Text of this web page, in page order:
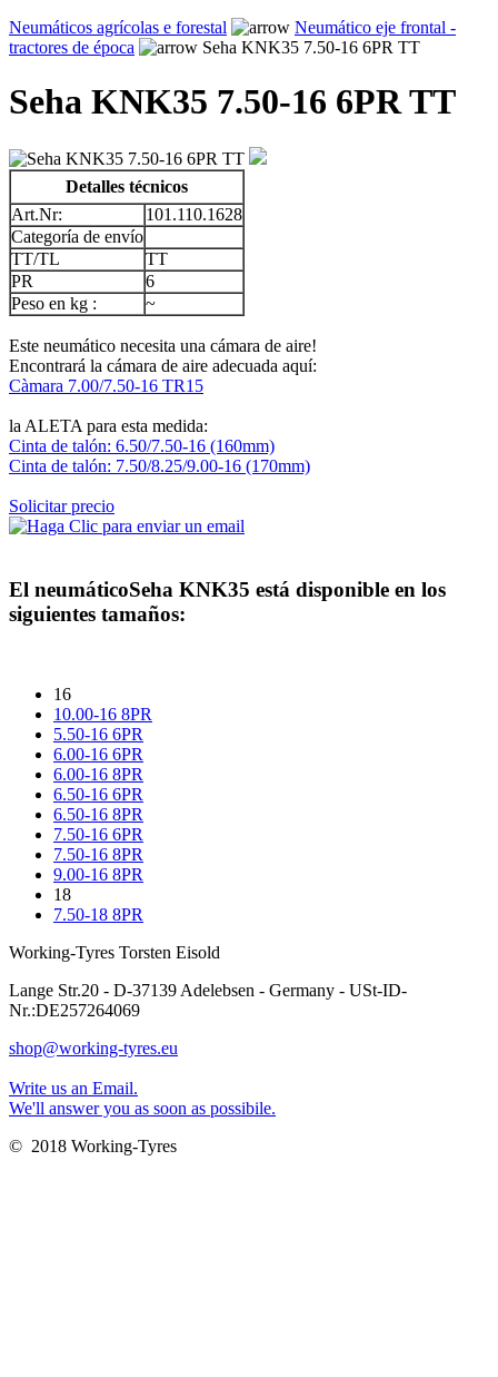
Neumáticos agrícolas e forestal
Neumático eje frontal -
tractores de época
Seha KNK35 7.50-16 6PR TT
Seha KNK35 7.50-16 6PR TT
Detalles técnicos
Art.Nr:
101.110.1628
Categoría de envío
TT/TL
TT
PR
6
Peso en kg :
~
Este neumático necesita una cámara de aire!
Encontrará la cámara de aire adecuada aquí:
Càmara 7.00/7.50-16 TR15
la ALETA para esta medida:
Cinta de talón: 6.50/7.50-16 (160mm)
Cinta de talón: 7.50/8.25/9.00-16 (170mm)
Solicitar precio
El neumáticoSeha KNK35 está disponible en los
siguientes tamaños:
16
10.00-16 8PR
5.50-16 6PR
6.00-16 6PR
6.00-16 8PR
6.50-16 6PR
6.50-16 8PR
7.50-16 6PR
7.50-16 8PR
9.00-16 8PR
18
7.50-18 8PR
Working-Tyres Torsten Eisold
Lange Str.20 - D-37139 Adelebsen - Germany - USt-ID-
Nr.:DE257264069
shop@working-tyres.eu
Write us an Email.
We'll answer you as soon as possibile.
© 2018 Working-Tyres